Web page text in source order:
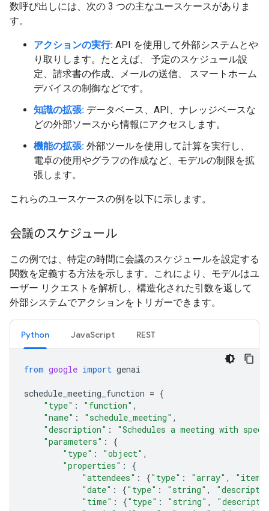
数呼び出しには、次の 3 つの主なユースケースがありま
す。
アクションの実行: API を使用して外部システムとや
り取りします。たとえば、 予定のスケジュール設
定、請求書の作成、メールの送信、 スマートホーム
デバイスの制御などです。
知識の拡張: データベース、API、ナレッジベースな
どの外部ソースから情報にアクセスします。
機能の拡張: 外部ツールを使用して計算を実行し、
電卓の使用やグラフの作成など、モデルの制限を拡
張します。
これらのユースケースの例を以下に示します。
会議のスケジュール
この例では、特定の時間に会議のスケジュールを設定する
関数を定義する方法を示します。これにより、モデルはユ
ーザー リクエストを解析し、構造化された引数を返して
外部システムでアクションをトリガーできます。
Python JavaScript REST
from google import genai
schedule_meeting_function = {
"type" : "function" ,
"name" : "schedule_meeting" ,
"description" :
"Schedules a meeting with
"parameters" :
{
"type" : "object" ,
"properties" :
{
"attendees" : {"type" : "array" ,
"date" : {"type" : "string" ,
"time" : {"type" : "string" ,